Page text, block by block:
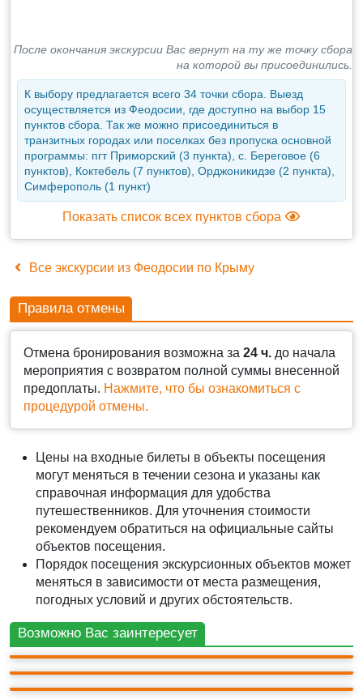
После окончания экскурсии Вас вернут на ту же точку сбора
на которой вы присоединились.
К выбору предлагается всего 34 точки сбора. Выезд
осуществляется из Феодосии, где доступно на выбор 15
пунктов сбора. Так же можно присоединиться в
транзитных городах или поселках без пропуска основной
программы: пгт Приморский (3 пункта), с. Береговое (6
пунктов), Коктебель (7 пунктов), Орджоникидзе (2 пункта),
Симферополь (1 пункт)
Показать список всех пунктов сбора
Все экскурсии из Феодосии по Крыму
Правила отмены
Отмена бронирования возможна за 24 ч. до начала
мероприятия с возвратом полной суммы внесенной
предоплаты. Нажмите, что бы ознакомиться с
процедурой отмены.
Цены на входные билеты в объекты посещения
могут меняться в течении сезона и указаны как
справочная информация для удобства
путешественников. Для уточнения стоимости
рекомендуем обратиться на официальные сайты
объектов посещения.
Порядок посещения экскурсионных объектов может
меняться в зависимости от места размещения,
погодных условий и других обстоятельств.
Возможно Вас заинтересует
ДЖИП ТУР
Джип-тур "Бахчисарайский Афон"
+ билеты 1 800 ₽
9(15)
Три столицы: Бахчисарай, Севастополь, Ялта.
3 200 ₽
+ билеты 1 700 ₽ 15ч.
АВТО-ПЕШЕХОДНАЯ
Южнобережное ожерелье
3 200 ₽